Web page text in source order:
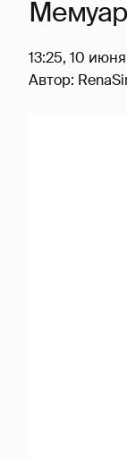
13:25, 10
Автор: